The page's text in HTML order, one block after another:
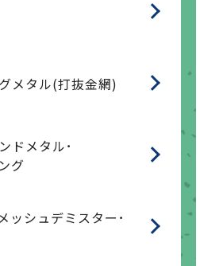
メタル(打抜金網)
ドメタル･
グ
ッシュデミスター･